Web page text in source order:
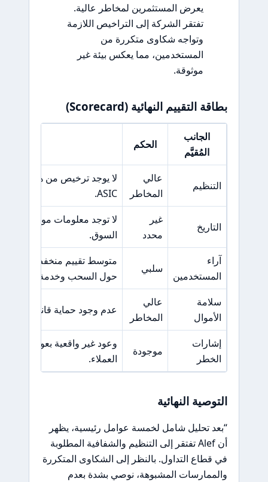
يعرض المستثمرين لمخاطر عالية.
تفتقر الشركة إلى التراخيص اللازمة
وتواجه شكاوى متكررة من
المستخدمين، مما يعكس بيئة غير
موثوقة.
بطاقة التقييم النهائية (Scorecard)
الجانب
المُقيَّم
الحكم
التنظيم
عالي
المخاطر
ASIC.
التاريخ
غير
محدد
لا توجد معلومات موثوقة عن
السوق.
آراء
المستخدمين
سلبي
حول السحب وخدمة العملاء.
سلامة
الأموال
عالي
المخاطر
عدم وجود حماية قانونية
إشارات
الخطر
موجودة
وعود غير واقعية بعوائد
العملاء.
التوصية النهائية
“بعد تحليل شامل لخمسة عوامل رئيسية، يظهر
أن Alef تفتقر إلى التنظيم والشفافية المطلوبة
في قطاع التداول. بالنظر إلى الشكاوى المتكررة
والممارسات المشبوهة، نوصي بشدة بعدم